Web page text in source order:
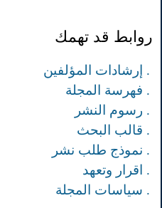
روابط قد تهمك
. إرشادات المؤلفين
. فهرسة المجلة
. رسوم النشر
. قالب البحث
. نموذج طلب نشر
. اقرار وتعهد
. سياسات المجلة